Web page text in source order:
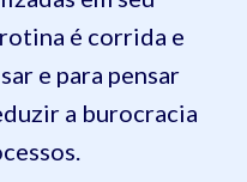
é corrida e
e para pensar
a burocracia